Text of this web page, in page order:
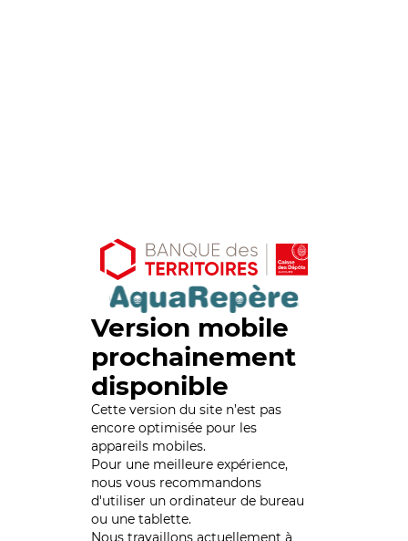
Version mobile
prochainement
disponible
Cette version du site n’est pas
encore optimisée pour les
appareils mobiles.
Pour une meilleure expérience,
nous vous recommandons
d'utiliser un ordinateur de bureau
ou une tablette.
Nous travaillons actuellement à